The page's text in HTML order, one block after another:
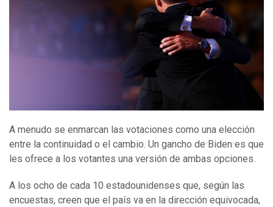
A menudo se enmarcan las votaciones como una elección
entre la continuidad o el cambio. Un gancho de Biden es que
les ofrece a los votantes una versión de ambas opciones.
A los ocho de cada 10 estadounidenses que, según las
encuestas, creen que el país va en la dirección equivocada,